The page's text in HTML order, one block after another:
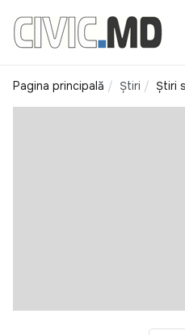
Pagina principală Știri Știri